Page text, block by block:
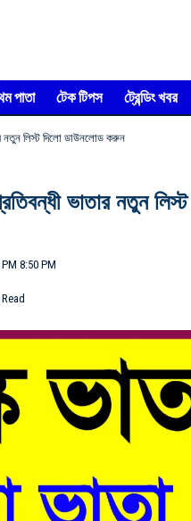
পাতা টেক টিপস ট্রেন্ডিং খবর
নতুন লিস্ট দিলো ডাউনলোড করুন
ভাতার নতুন
8:50 PM